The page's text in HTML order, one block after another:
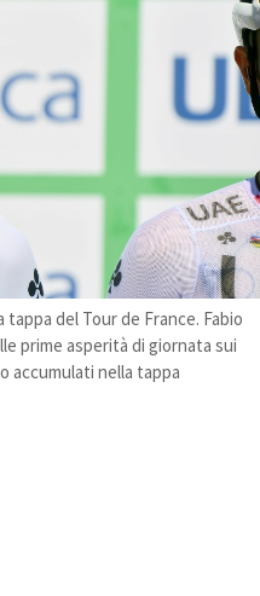
tappa del Tour de France. Fabio
prime asperità di giornata sui
accumulati nella tappa